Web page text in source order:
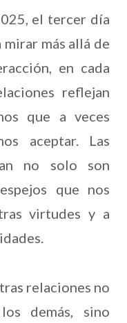
el tercer día
más allá de
en cada
reflejan
que a veces
aceptar. Las
no solo son
que nos
virtudes y a
relaciones no
demás, sino